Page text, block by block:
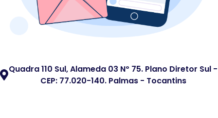
Quadra 110 Sul, Alameda 03 Nº 75. Plano Diretor Sul -
CEP: 77.020-140. Palmas - Tocantins